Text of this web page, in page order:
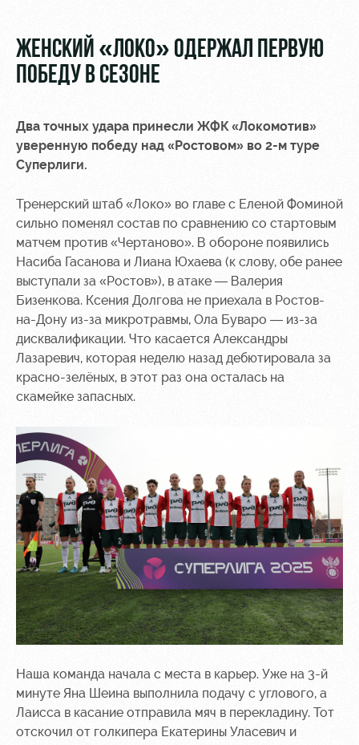
Фото
Места для
МГН
Арена
мероприятий
Аренда
полей
Аренда
площадей
Ледовый
дворец
Занятия
спортом
Старт
Локо-Лето
Академия
Как
поступить
Руководство
Контакты
Академии
для
болельщиков
Банковская
карта
«Локомотив»
Заставки
Карта
Информация
для
болельщиков
МГН
ЖЕНСКИЙ «ЛОКО» ОДЕРЖАЛ ПЕРВУЮ
ПОБЕДУ В СЕЗОНЕ
Два точных удара принесли ЖФК «Локомотив»
уверенную победу над «Ростовом» во 2-м туре
Суперлиги.
Тренерский штаб «Локо» во главе с Еленой Фоминой
сильно поменял состав по сравнению со стартовым
матчем против «Чертаново». В обороне появились
Насиба Гасанова и Лиана Юхаева (к слову, обе ранее
выступали за «Ростов»), в атаке — Валерия
Бизенкова. Ксения Долгова не приехала в Ростов-
на-Дону из-за микротравмы, Ола Буваро — из-за
дисквалификации. Что касается Александры
Лазаревич, которая неделю назад дебютировала за
красно-зелёных, в этот раз она осталась на
скамейке запасных.
Наша команда начала с места в карьер. Уже на 3-й
минуте Яна Шеина выполнила подачу с углового, а
Лаисса в касание отправила мяч в перекладину. Тот
отскочил от голкипера Екатерины Уласевич и